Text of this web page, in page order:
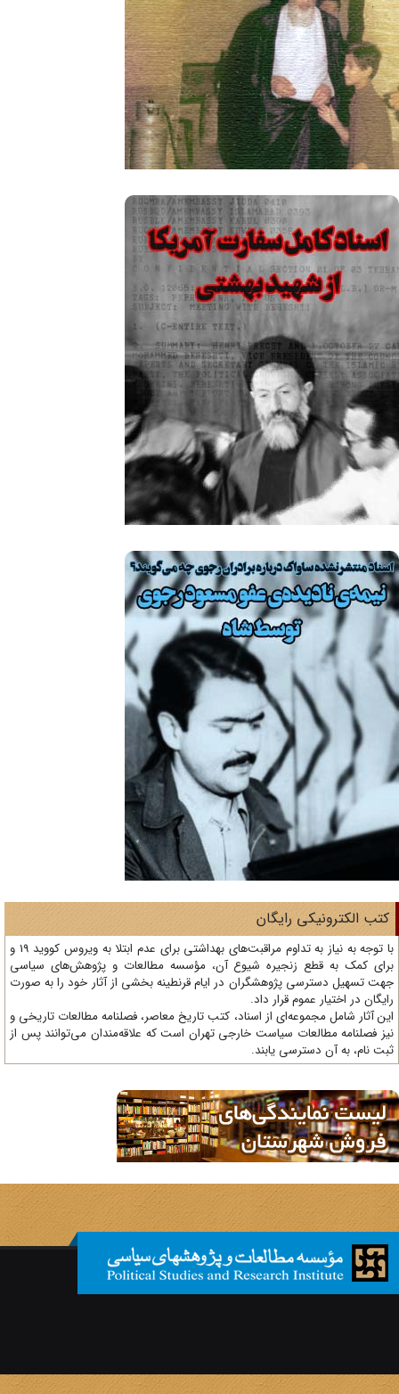
الکترونیکی رایگان
با توجه به نیاز به تداوم مراقبت‌های بهداشتی برای عدم ابتلا به ویروس کووید 19 و
کمک به قطع زنجیره شیوع آن، مؤسسه مطالعات و پژوهش‌های سیاسی
تسهیل دسترسی پژوهشگران در ایام قرنطینه بخشی از آثار خود را به صورت
در اختیار عموم قرار داد.
آثار شامل مجموعه‌ای از اسناد، کتب تاریخ معاصر، فصلنامه‌ مطالعات تاریخی و
فصلنامه مطالعات سیاست خارجی تهران است که علاقه‌مندان می‌توانند پس از
نام، به آن دسترسی یابند.